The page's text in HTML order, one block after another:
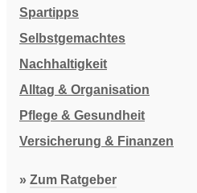
Spartipps
Selbstgemachtes
Nachhaltigkeit
Alltag & Organisation
Pflege & Gesundheit
Versicherung & Finanzen
» Zum Ratgeber